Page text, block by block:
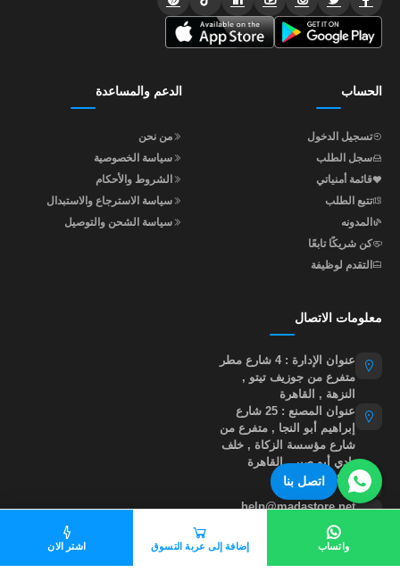
اتصل بنا
واتساب إضافة إلى عربة التسوق اشتر الان
الحساب
تسجيل الدخول
سجل الطلب
قائمة أمنياتي
تتبع الطلب
المدونه
كن شريكًا تابعًا
التقدم لوظيفة
الدعم والمساعدة
من نحن
سياسة الخصوصية
الشروط والأحكام
سياسة الاسترجاع والاستبدال
سياسة الشحن والتوصيل
معلومات الاتصال
عنوان الإدارة : 4 شارع مطر
متفرع من جوزيف تيتو ,
النزهة , القاهرة
عنوان المصنع : 25 شارع
إبراهيم أبو النجا , متفرع من
شارع مؤسسة الزكاة , خلف
نادي أبو صير , القاهرة
01015535855
help@madastore.net